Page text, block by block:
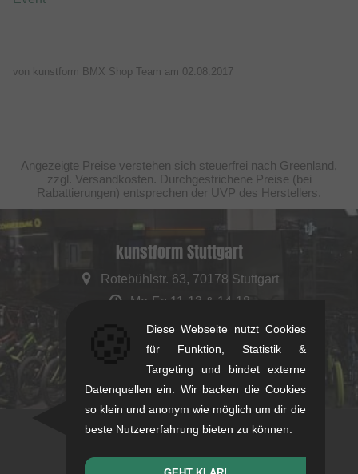
von kunstform BMX Shop Team am 02.08.2017
Angezeigte Preise verstehen sich steuerfrei nach Greenland,
zzgl. Versandkosten. Durchgestrichene Preise (bei
Rabattierungen) entsprechen der UVP des Herstellers.
kunstform Stuttgart
Rotebühlstr. 63, 70178 Stuttgart
Mo-Fr: 11-13 & 14-18
Sa: 11-16
+49/711/21954890
stuttgart@kunstform.org
Newsletter
Diese Webseite nutzt Cookies
für Funktion, Statistik &
Targeting und bindet externe
Datenquellen ein. Wir backen die Cookies
so klein und anonym wie möglich um dir die
beste Nutzererfahrung bieten zu können.